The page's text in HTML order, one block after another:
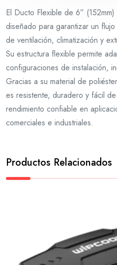
El Ducto Flexible de 6”
diseñado para garantizar un
de ventilación, climatización y
Su estructura flexible permite
configuraciones de instalación,
Gracias a su material de
es resistente, duradero y fácil
rendimiento confiable en
comerciales e industriales.
Productos Relacionados